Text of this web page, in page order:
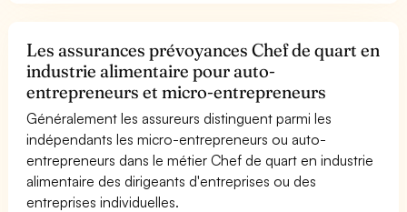
Les assurances prévoyances Chef de quart en
industrie alimentaire pour auto-
entrepreneurs et micro-entrepreneurs
Généralement les assureurs distinguent parmi les
indépendants les micro-entrepreneurs ou auto-
entrepreneurs dans le métier Chef de quart en industrie
alimentaire des dirigeants d'entreprises ou des
entreprises individuelles.